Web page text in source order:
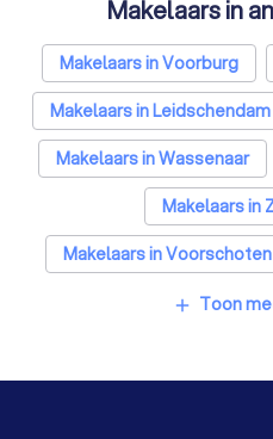
Psychologen
Personal
Diëtisten in
Makelaars in
Makelaars in Voorburg
Makelaars in Leidschendam
Makelaars in Wassenaar
Makelaars in
Makelaars in Voorschoten
Makelaars in Wateringen
add Toon